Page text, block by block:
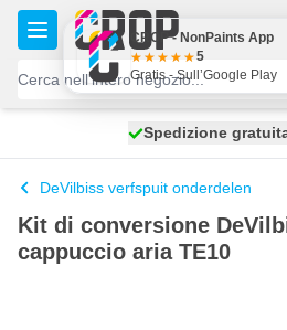
Salta al contenuto
Spedizione
100 giorni
DeVilbiss verfspuit onderdelen
Kit di conversione
cappuccio aria TE10
CROP - NonPaints App
5
Gratis - Sull’Google Play